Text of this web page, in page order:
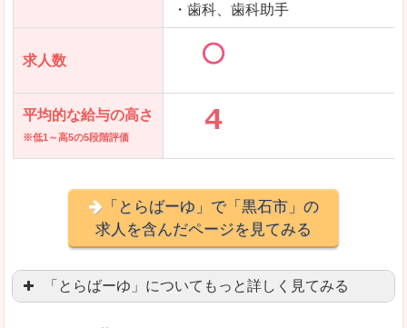
・歯科、歯科助手
求人数
平均的な給与の高さ
※低1～高5の5段階評価
「とらばーゆ」で「黒石市」の
求人を含んだページを見てみる
「とらばーゆ」についてもっと詳しく見てみる